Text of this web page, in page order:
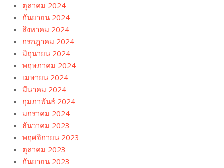
ตุลาคม 2024
กันยายน 2024
สิงหาคม 2024
กรกฎาคม 2024
มิถุนายน 2024
พฤษภาคม 2024
เมษายน 2024
มีนาคม 2024
กุมภาพันธ์ 2024
มกราคม 2024
ธันวาคม 2023
พฤศจิกายน 2023
ตุลาคม 2023
กันยายน 2023